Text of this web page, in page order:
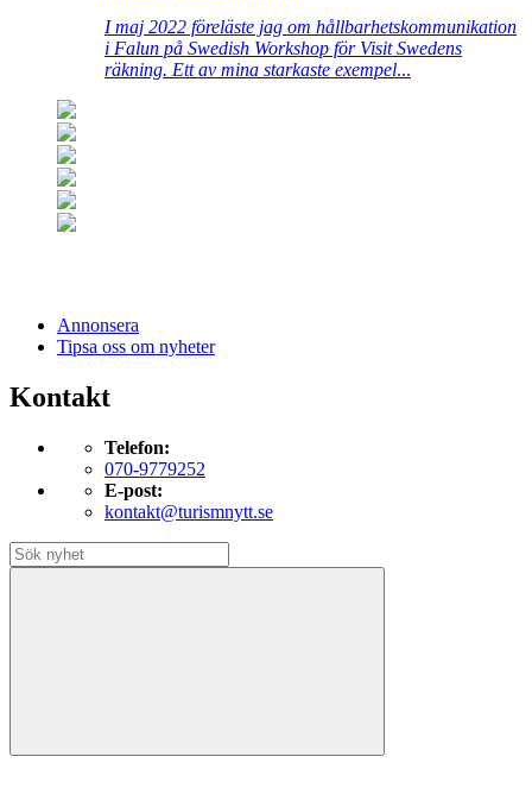
I maj 2022 föreläste jag om hållbarhetskommunikation
i Falun på Swedish Workshop för Visit Swedens
räkning. Ett av mina starkaste exempel...
Annonsera
Tipsa oss om nyheter
Kontakt
Telefon:
070-9779252
E-post:
kontakt@turismnytt.se